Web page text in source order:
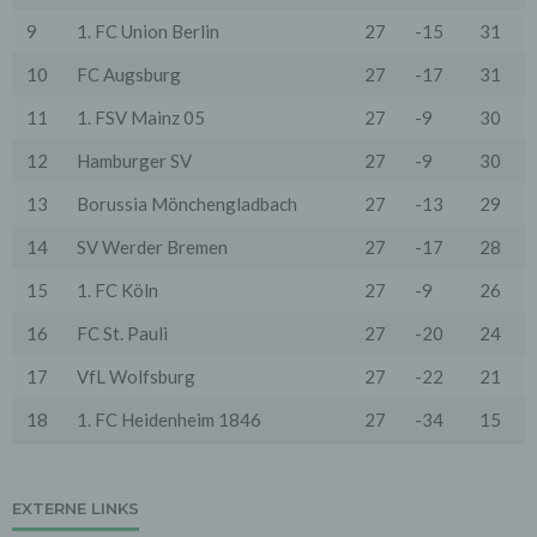
9
1. FC Union Berlin 27 -15
31
10
FC Augsburg 27 -17
31
11
1. FSV Mainz 05 27 -9
30
12
Hamburger SV 27 -9
30
13
Borussia Mönchengladbach 27 -13
29
14
SV Werder Bremen 27 -17
28
15
1. FC Köln 27 -9
26
16
FC St. Pauli 27 -20
24
17
VfL Wolfsburg 27 -22
21
18
1. FC Heidenheim 1846 27 -34 15
EXTERNE LINKS
vertraglichen Verpflichtungen gegenüber den Nutzern
oder Email) werden die Angaben des Nutzers zwecks
Anschlussfragen entstehen, gespeichert.
Personenbezogene Daten werden gelöscht, sofern sie
ihren Verwendungszweck erfüllt haben und der
Löschung keine Aufbewahrungspflichten
Wir erheben Daten über jeden Zugriff auf den Server,
Serverlogfiles). Zu den Zugriffsdaten gehören Name
des Abrufs, übertragene Datenmenge, Meldung über
Betriebssystem des Nutzers, Referrer URL (die zuvor
Wir verwenden die Protokolldaten ohne Zuordnung zur
Person des Nutzers oder sonstiger Profilerstellung